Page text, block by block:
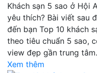
Khách sạn 5 sao ở Hội
yêu thích? Bài viết sau
đến bạn Top 10 khách
theo tiêu chuẩn 5 sao,
view đẹp gần trung tâm.
Xem thêm